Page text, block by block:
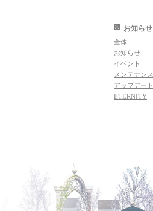
お知らせ
全体
お知らせ
イベント
メンテナンス
アップデート
ETERNITY